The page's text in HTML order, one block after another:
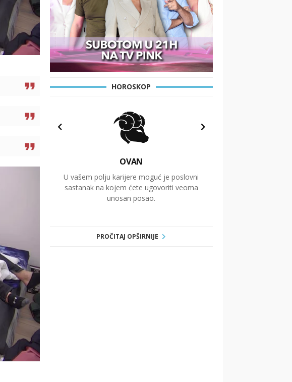
HOROSKOP
OVAN
U vašem polju karijere moguć je poslovni
sastanak na kojem ćete ugovoriti veoma
unosan posao.
PROČITAJ OPŠIRNIJE